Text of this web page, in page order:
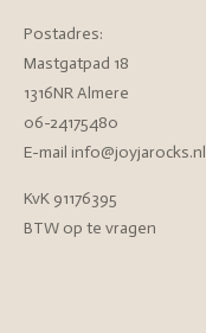
Postadres:
Mastgatpad 18
1316NR Almere
06-24175480
E-mail info@joyjarocks.nl
KvK 91176395
BTW op te vragen